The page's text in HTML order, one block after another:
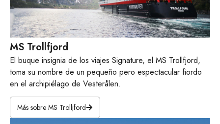
MS Trollfjord
El buque insignia de los viajes Signature, el MS Trollfjord,
toma su nombre de un pequeño pero espectacular fiordo
en el archipiélago de Vesterålen.
Más sobre MS Trolljford